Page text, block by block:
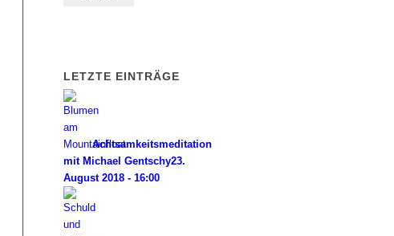
LETZTE EINTRÄGE
Achtsamkeitsmeditation
mit Michael Gentschy23.
August 2018 - 16:00